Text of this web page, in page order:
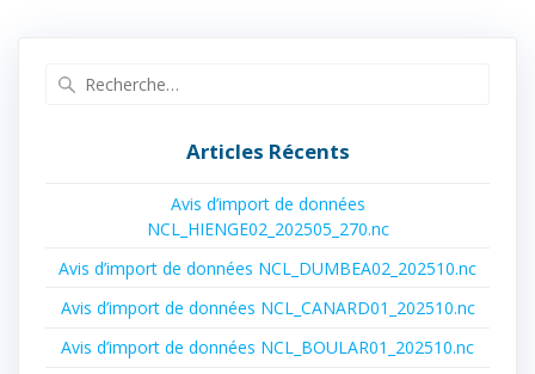
Articles Récents
Avis d’import de données
NCL_HIENGE02_202505_270.nc
Avis d’import de données NCL_DUMBEA02_202510.nc
Avis d’import de données NCL_CANARD01_202510.nc
Avis d’import de données NCL_BOULAR01_202510.nc